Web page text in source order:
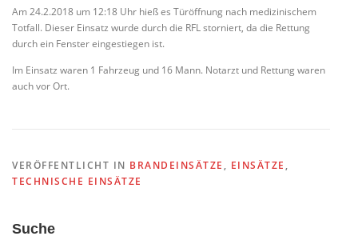
Am 24.2.2018 um 12:18 Uhr hieß es Türöffnung nach medizinischem
Totfall. Dieser Einsatz wurde durch die RFL storniert, da die Rettung
durch ein Fenster eingestiegen ist.
Im Einsatz waren 1 Fahrzeug und 16 Mann. Notarzt und Rettung waren
auch vor Ort.
VERÖFFENTLICHT IN BRANDEINSÄTZE , EINSÄTZE ,
TECHNISCHE EINSÄTZE
Suche